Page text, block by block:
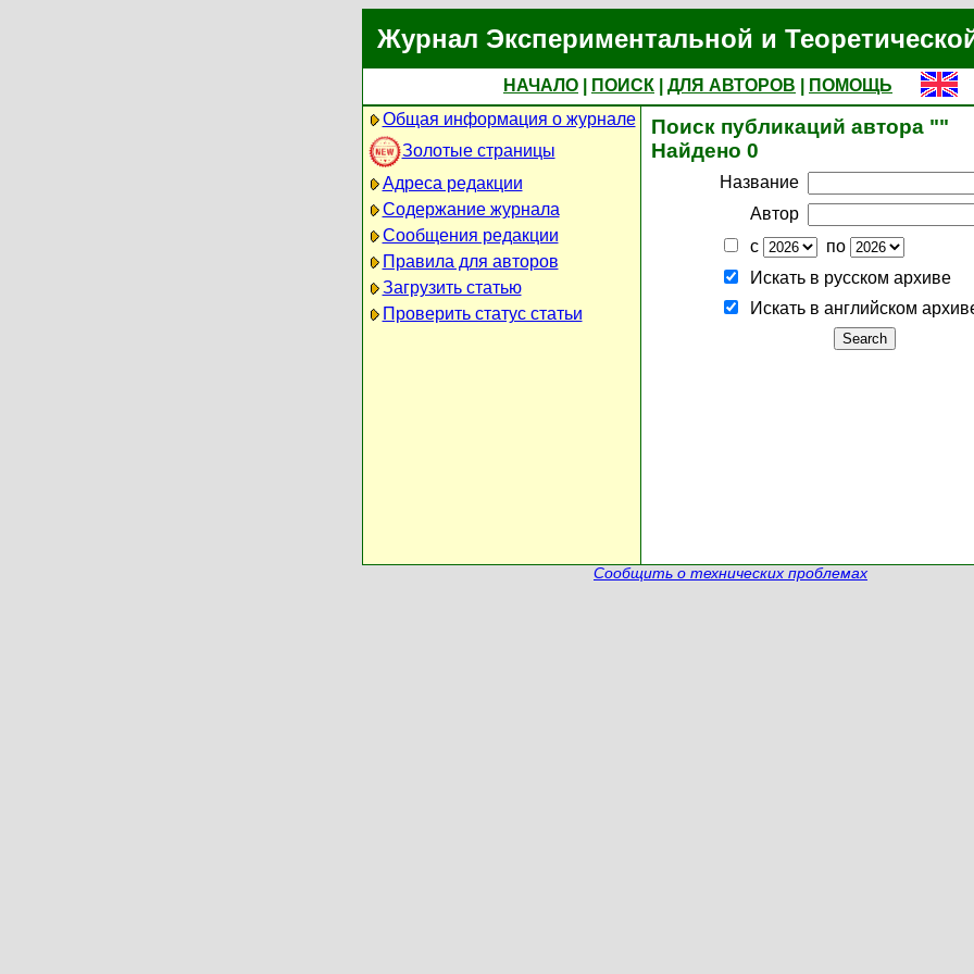
Журнал Экспериментальной и
НАЧАЛО ПОИСК ДЛЯ АВТОРОВ
ПОМОЩЬ
Общая информация о журнале
Золотые страницы
Адреса редакции
Содержание журнала
Сообщения редакции
Правила для авторов
Загрузить статью
Проверить статус статьи
Поиск публикаций автора ""
Найдено 0
Название
Автор
с
по
Искать в русском архиве
Искать в английском
Сообщить о технических проблемах